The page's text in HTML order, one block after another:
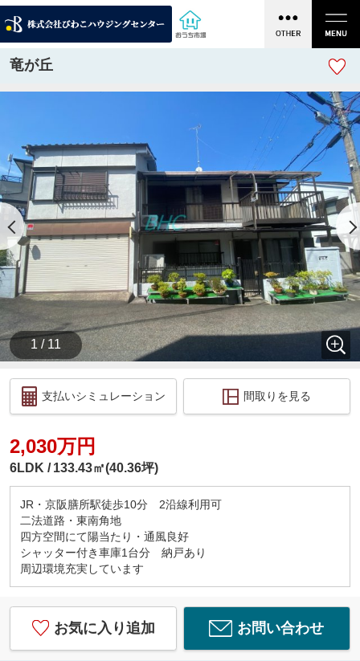
竜が丘
1 / 11
支払いシミュレーション 間取りを見る
2,030万円
6LDK 133.43㎡(40.36坪)
JR・京阪膳所駅徒歩10分 2沿線利用可
二法道路・東南角地
四方空間にて陽当たり・通風良好
シャッター付き車庫1台分 納戸あり
周辺環境充実しています
お気に入り追加 お問い合わせ